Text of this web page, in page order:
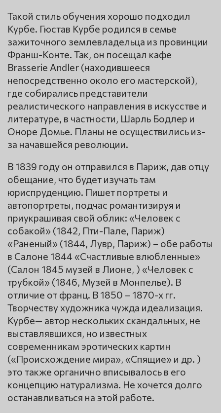
Такой стиль обучения хорошо подходил
Курбе. Гюстав Курбе родился в семье
зажиточного землевладельца из провинции
Франш-Конте. Так, он посещал кафе
Brasserie Andler (находившееся
непосредственно около его мастерской),
где собирались представители
реалистического направления в искусстве и
литературе, в частности, Шарль Бодлер и
Оноре Домье. Планы не осуществились из-
за начавшейся революции.
В 1839 году он отправился в Париж, дав отцу
обещание, что будет изучать там
юриспруденцию. Пишет портреты и
автопортреты, подчас романтизируя и
приукрашивая свой облик: «Человек с
собакой» (1842, Пти-Пале, Париж)
«Раненый» (1844, Лувр, Париж) – обе работы
в Салоне 1844 «Счастливые влюбленные»
(Салон 1845 музей в Лионе, ) «Человек с
трубкой» (1846, Музей в Монпелье). В
отличие от франц. В 1850 – 1870-х гг.
Творчеству художника чужда идеализация.
Курбе— автор нескольких скандальных, не
выставлявшихся, но известных
современникам эротических картин
(«Происхождение мира», «Спящие» и др. )
это также органично вписывалось в его
концепцию натурализма. Не хочется долго
останавливаться на этой работе.